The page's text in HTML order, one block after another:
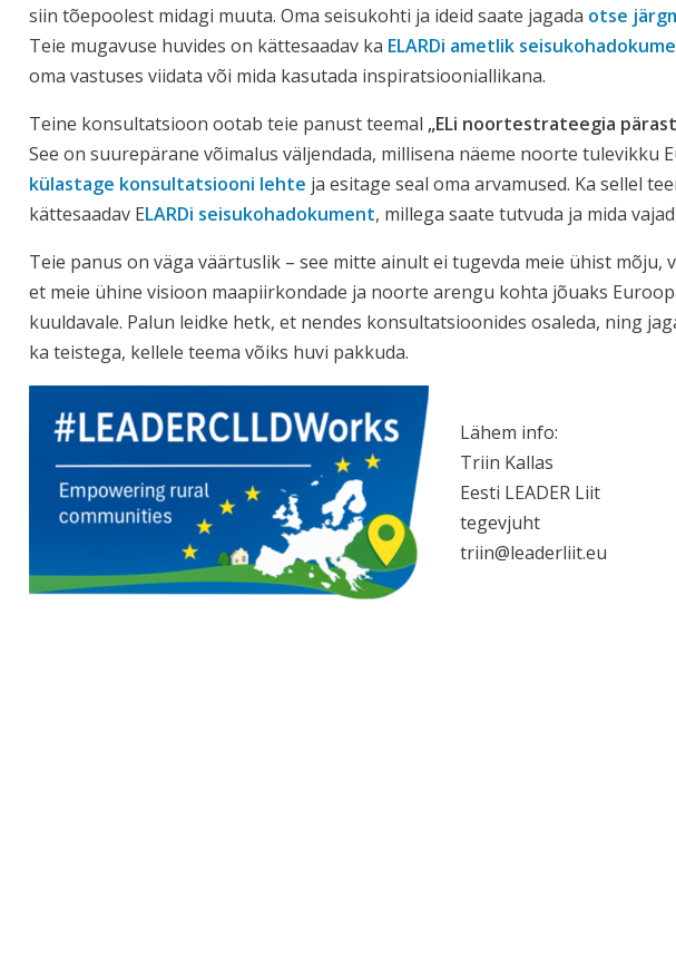
siin tõepoolest midagi muuta. Oma seisukohti ja ideid saate jagada otse
Teie mugavuse huvides on kättesaadav ka ELARDi ametlik
oma vastuses viidata või mida kasutada inspiratsiooniallikana.
Teine konsultatsioon ootab teie panust teemal „ELi noortestrateegia
See on suurepärane võimalus väljendada, millisena näeme noorte tulevikku
külastage konsultatsiooni lehte ja esitage seal oma arvamused. Ka sellel
kättesaadav ELARDi seisukohadokument, millega saate tutvuda ja mida
Teie panus on väga väärtuslik – see mitte ainult ei tugevda meie ühist mõju,
et meie ühine visioon maapiirkondade ja noorte arengu kohta jõuaks
kuuldavale. Palun leidke hetk, et nendes konsultatsioonides osaleda, ning
ka teistega, kellele teema võiks huvi pakkuda.
Lähem info:
Triin Kallas
Eesti LEADER Liit
tegevjuht
triin@leaderliit.eu